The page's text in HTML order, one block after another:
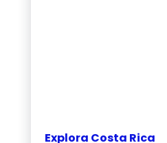
Explora Costa Rica